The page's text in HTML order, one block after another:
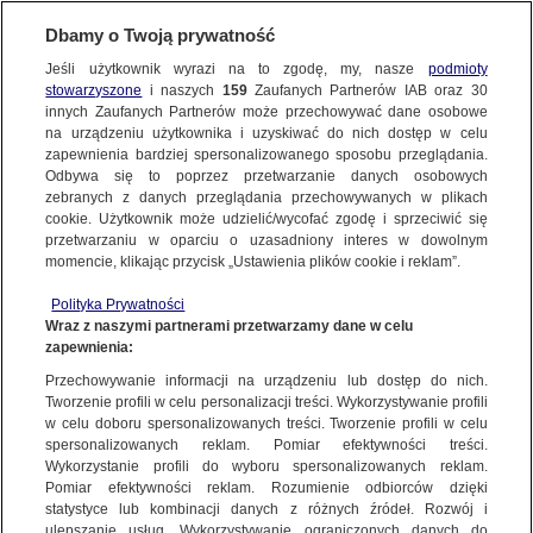
BIURO REKLAMY TVN MEDIA
20.10.2025
NBA Z NOWYM DOMEM W POLSCE. TRANSMISJE
W NOWYM KANALE EUROSPORT 3
Dbamy o Twoją prywatność
Jeśli użytkownik wyrazi na to zgodę, my, nasze podmioty
stowarzyszone i naszych 159Zaufanych Partnerów IAB oraz 30
innych Zaufanych Partnerów może przechowywać dane osobowe
na urządzeniu użytkownika i uzyskiwać do nich dostęp w celu
zapewnienia bardziej spersonalizowanego sposobu przeglądania.
Odbywa się to poprzez przetwarzanie danych osobowych
zebranych z danych przeglądania przechowywanych w plikach
cookie. Użytkownik może udzielić/wycofać zgodę i sprzeciwić się
przetwarzaniu w oparciu o uzasadniony interes w dowolnym
momencie, klikając przycisk „Ustawienia plików cookie i reklam”.
Polityka Prywatności
Wraz z naszymi partnerami przetwarzamy dane w celu
zapewnienia:
Przechowywanie informacji na urządzeniu lub dostęp do nich.
Tworzenie profili w celu personalizacji treści. Wykorzystywanie profili
w celu doboru spersonalizowanych treści. Tworzenie profili w celu
spersonalizowanych reklam. Pomiar efektywności treści.
Wykorzystanie profili do wyboru spersonalizowanych reklam.
Pomiar efektywności reklam. Rozumienie odbiorców dzięki
statystyce lub kombinacji danych z różnych źródeł. Rozwój i